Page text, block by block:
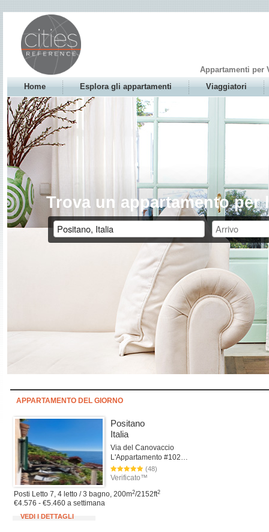
Appartamenti per
Home
Esplora gli appartamenti Viaggiatori
Trova un appartamento per
APPARTAMENTO DEL GIORNO
Positano
Italia
Via del Canovaccio
L'Appartamento #102Positano
(48)
Verificato™
Posti Letto 7, 4 letto / 3 bagno, 200m2/2152ft2
€4.576 - €5.460 a settimana
VEDI I DETTAGLI